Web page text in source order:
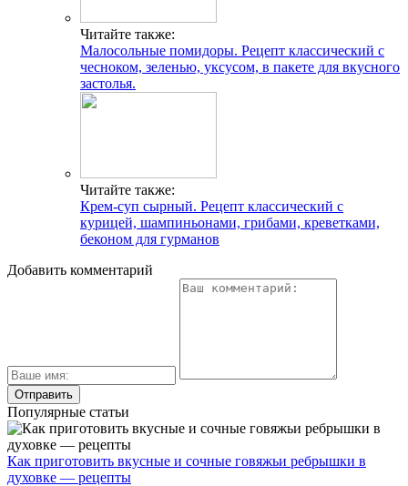
Читайте также:
Малосольные помидоры. Рецепт классический с
чесноком, зеленью, уксусом, в пакете для вкусного
застолья.
Читайте также:
Крем-суп сырный. Рецепт классический с
курицей, шампиньонами, грибами, креветками,
беконом для гурманов
Добавить комментарий
Популярные статьи
Как приготовить вкусные и сочные говяжьи ребрышки в
духовке — рецепты